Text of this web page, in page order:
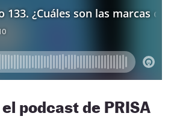
el podcast de PRISA